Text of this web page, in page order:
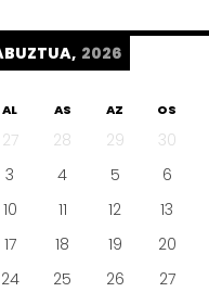
2026
AL AS AZ OS
27 28 29 30
3
4 5 6
10
11 12 13
17
18 19 20
24
25 26 27